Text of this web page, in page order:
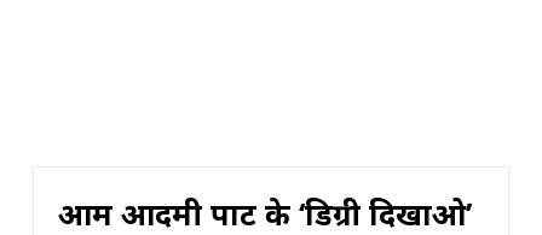
आम आदमी पार्टी के ‘डिग्री दिखाओ’